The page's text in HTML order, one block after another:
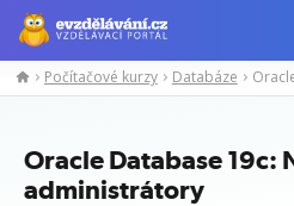
Manažerské
Počítačové kurzy Databáze
Oracle Database 19c:
administrátory